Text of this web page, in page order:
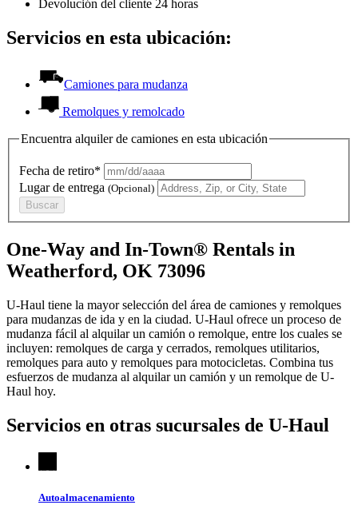
Devolución del cliente 24 horas
Servicios en esta ubicación:
Camiones para mudanza
Remolques y remolcado
Encuentra alquiler de camiones en esta ubicación
Fecha de retiro*
Lugar de entrega (Opcional)
Buscar
One-Way and In-Town® Rentals in
Weatherford, OK 73096
U-Haul tiene la mayor selección del área de camiones y remolques
para mudanzas de ida y en la ciudad. U-Haul ofrece un proceso de
mudanza fácil al alquilar un camión o remolque, entre los cuales se
incluyen: remolques de carga y cerrados, remolques utilitarios,
remolques para auto y remolques para motocicletas. Combina tus
esfuerzos de mudanza al alquilar un camión y un remolque de U-
Haul hoy.
Servicios en otras sucursales de U-Haul
Autoalmacenamiento